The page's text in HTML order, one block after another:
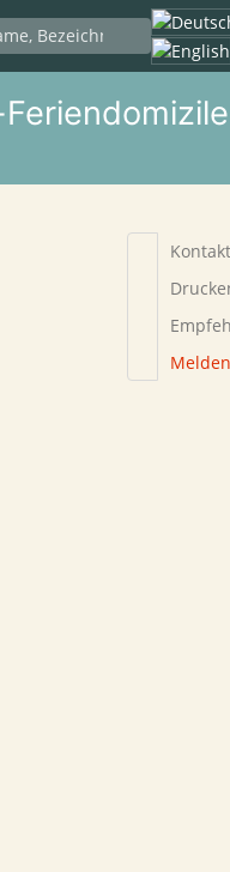
Sprache
Kontakt
Melden